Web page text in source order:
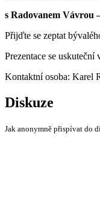
s Radovanem Vávrou
Přijďte se zeptat
Prezentace se
Kontaktní osoba: Karel
Diskuze
Jak anonymně přispívat do